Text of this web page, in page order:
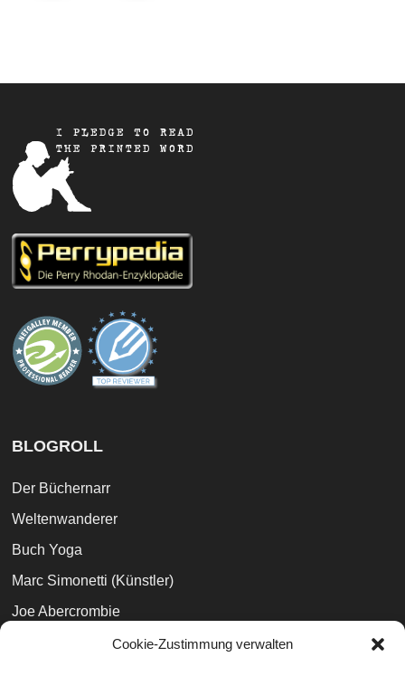
Cookie-Zustimmung verwalten
BLOGROLL
Der Büchernarr
Weltenwanderer
Buch Yoga
Marc Simonetti (Künstler)
Joe Abercrombie